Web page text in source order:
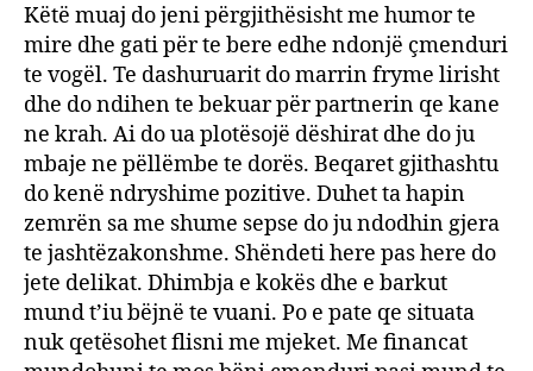
Këtë muaj do jeni përgjithësisht me humor te
mire dhe gati për te bere edhe ndonjë çmenduri
te vogël. Te dashuruarit do marrin fryme lirisht
dhe do ndihen te bekuar për partnerin qe kane
ne krah. Ai do ua plotësojë dëshirat dhe do ju
mbaje ne pëllëmbe te dorës. Beqaret gjithashtu
do kenë ndryshime pozitive. Duhet ta hapin
zemrën sa me shume sepse do ju ndodhin gjera
te jashtëzakonshme. Shëndeti here pas here do
jete delikat. Dhimbja e kokës dhe e barkut
mund t’iu bëjnë te vuani. Po e pate qe situata
nuk qetësohet flisni me mjeket. Me financat